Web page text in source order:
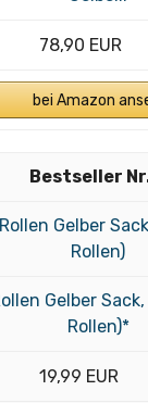
78,90 EUR
bei Amazon
Gelber
Rollen)*
19,99 EUR